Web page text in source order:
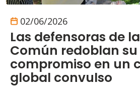
02/06/2026
Las defensoras de
Común redoblan su
compromiso en un
global convulso